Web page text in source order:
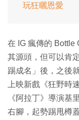
玩狂曬恩愛
在 IG 瘋傳的 Bottle
其源頭，但可以肯
踢成名」後，之後
上映新戲《狂野時
《阿拉丁》導演基
右腳，起勢踢甩樽